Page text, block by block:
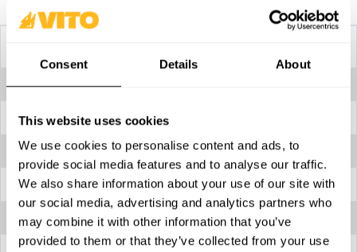
Consent Details About
This website uses cookies
We use cookies to personalise content and ads, to
provide social media features and to analyse our traffic.
We also share information about your use of our site with
our social media, advertising and analytics partners who
may combine it with other information that you’ve
provided to them or that they’ve collected from your use
Dents par pouce
Denture
Hauteur 410 mm
Lame Acier carbone SK5
Largueur